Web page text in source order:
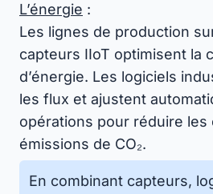
L’énergie :
Les lignes de production
capteurs IIoT optimisent la
d’énergie. Les logiciels
les flux et ajustent
opérations pour réduire les
émissions de CO₂.
En combinant capteurs,